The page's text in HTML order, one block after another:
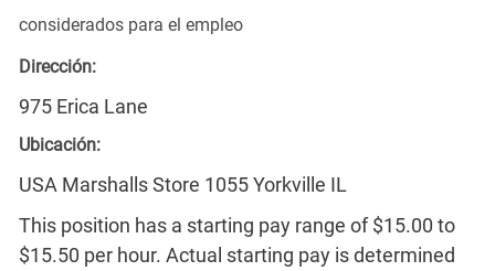
considerados para el empleo
Dirección:
975 Erica Lane
Ubicación:
USA Marshalls Store 1055 Yorkville IL
This position has a starting pay range of $15.00 to
$15.50 per hour. Actual starting pay is determined